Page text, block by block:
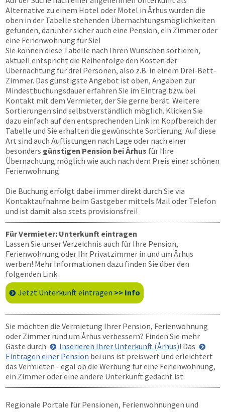
Alternative zu einem Hotel oder Motel in Århus wurden die
oben in der Tabelle stehenden Übernachtungsmöglichkeiten
gefunden, darunter sicher auch eine Pension, ein Zimmer oder
eine Ferienwohnung für Sie!
Sie können diese Tabelle nach Ihren Wünschen sortieren,
aktuell entspricht die Reihenfolge den Kosten der
Übernachtung für drei Personen, also z.B. in einem Drei-Bett-
Zimmer. Das günstigste Angebot ist oben, Angaben zur
Mindestbuchungsdauer erfahren Sie im Eintrag bzw. bei
Kontakt mit dem Vermieter, der Sie gerne berät. Weitere
Sortierungen sind selbstverständlich möglich. Klicken Sie
dazu einfach auf den entsprechenden Link im Kopfbereich der
Tabelle und Sie erhalten die gewünschte Sortierung. Auf diese
Art sind auch Auflistungen nach Lage oder nach einer
besonders günstigen Pension bei Århus für Ihre
Übernachtung möglich wie auch nach dem Preis einer schönen
Ferienwohnung.
Die Buchung erfolgt dabei immer direkt durch Sie via
Kontaktaufnahme beim Gastgeber mittels Mail oder Telefon
und ist damit also stets provisionsfrei!
Für Vermieter: Unterkunft eintragen
Lassen Sie unser Verzeichnis auch für Ihre Pension,
Ferienwohnung oder Ihr Privatzimmer in und um Århus
werben! Mehr Informationen dazu finden Sie über den
folgenden Link:
Jetzt Unterkunft eintragen >> Info
Sie möchten die Vermietung Ihrer Pension, Ferienwohnung
oder Zimmer rund um Århus verbessern? Finden Sie mehr
Gäste durch
Inserieren Ihrer Unterkunft (Århus)! Das
Eintragen einer Pension bei uns ist preiswert und erleichtert
das Vermieten - egal ob die Werbung für eine Ferienwohnung,
ein Zimmer oder eine andere Unterkunft gedacht ist.
Regionale Portale für Pensionen, Ferienwohnungen und